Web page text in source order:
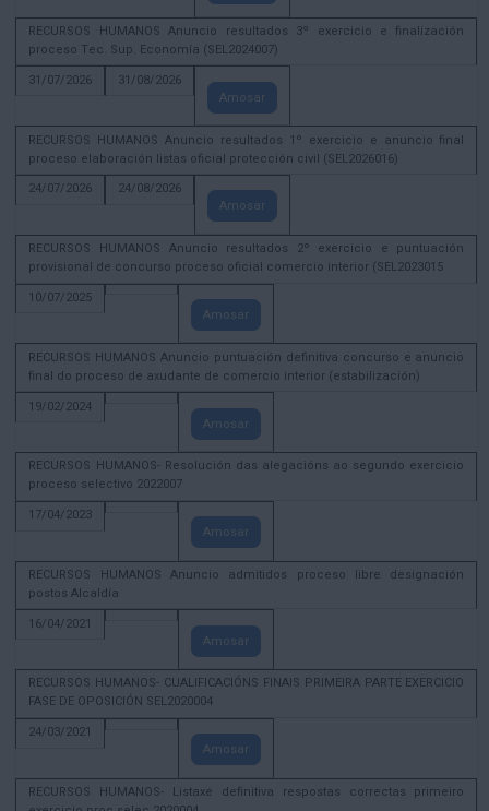
RECURSOS HUMANOS Anuncio resultados 3º exercicio e finalización
proceso Tec. Sup. Economía (SEL2024007)
31/07/2026
31/08/2026
Amosar
RECURSOS HUMANOS Anuncio resultados 1º exercicio e anuncio final
proceso elaboración listas oficial protección civil (SEL2026016)
24/07/2026
24/08/2026
Amosar
RECURSOS HUMANOS Anuncio resultados 2º exercicio e puntuación
provisional de concurso proceso oficial comercio interior (SEL2023015
10/07/2025
Amosar
RECURSOS HUMANOS Anuncio puntuación definitiva concurso e anuncio
final do proceso de axudante de comercio interior (estabilización)
19/02/2024
Amosar
RECURSOS HUMANOS- Resolución das alegacións ao segundo exercicio
proceso selectivo 2022007
17/04/2023
Amosar
RECURSOS HUMANOS Anuncio admitidos proceso libre designación
postos Alcaldía
16/04/2021
Amosar
RECURSOS HUMANOS- CUALIFICACIÓNS FINAIS PRIMEIRA PARTE EXERCICIO
FASE DE OPOSICIÓN SEL2020004
24/03/2021
Amosar
RECURSOS HUMANOS- Listaxe definitiva respostas correctas primeiro